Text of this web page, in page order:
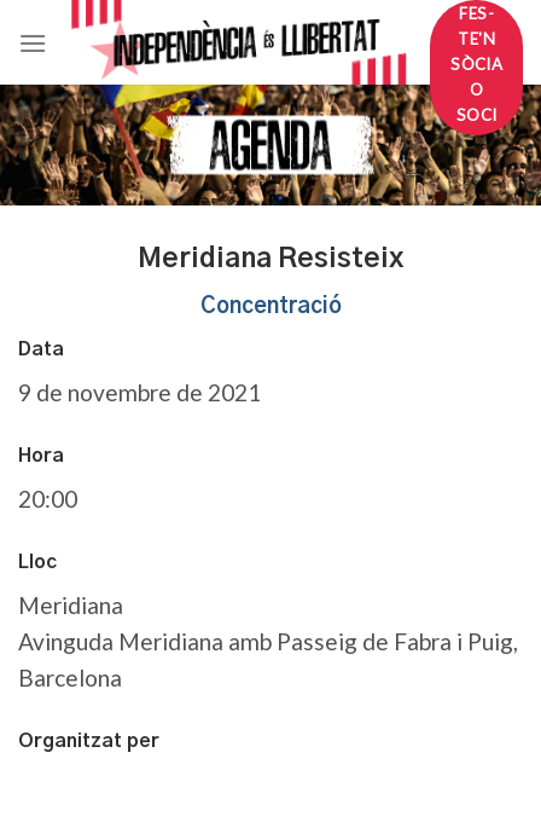
FES-
TE'N
SÒCIA
O
SOCI
Meridiana Resisteix
Concentració
Data
9 de novembre de 2021
Hora
20:00
Lloc
Meridiana
Avinguda Meridiana amb Passeig de Fabra i Puig,
Barcelona
Organitzat per